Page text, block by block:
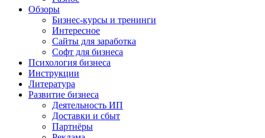
Обзоры
Бизнес-курсы и тренинги
Интересное
Сайты для заработка
Софт для бизнеса
Психология бизнеса
Инструкции
Литература
Развитие бизнеса
Деятельность ИП
Доставки и сбыт
Партнёры